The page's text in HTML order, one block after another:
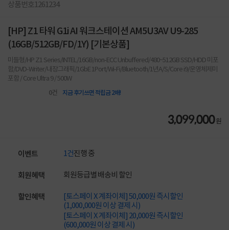
상품번호1261234
[HP] Z1 타워 G1i AI 워크스테이션 AM5U3AV U9-285
(16GB/512GB/FD/1Y) [기본상품]
미들형/HP Z1 Series/INTEL/16GB/non-ECC Unbuffered/480~512GB SSD/HDD 미포
함/DVD-Writer/내장그래픽/1GbE 1Port/Wi-Fi/Bluetooth/1년A/S/Core i9/운영체제미
포함 / Core Ultra 9 / 500W
0건 지금 후기쓰면 적립금 2배!
3,099,000원
이벤트 1건진행 중
회원혜택 회원등급별 배송비 할인
할인혜택
[토스페이 X 계좌이체] 50,000원 즉시할인
(1,000,000원 이상 결제 시)
[토스페이 X 계좌이체] 20,000원 즉시할인
(600,000원 이상 결제 시)